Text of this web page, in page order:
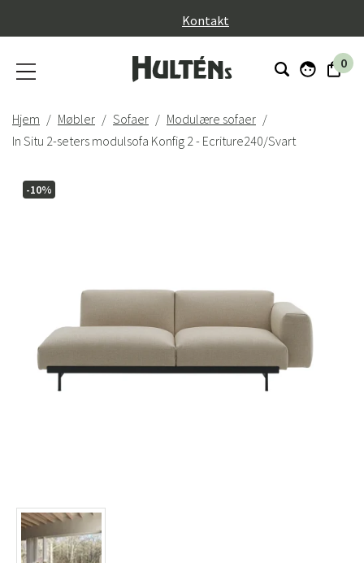
Kontakt
0
Hjem Møbler Sofaer
Modulære sofaer
In Situ 2-seters modulsofa Konfig 2 - Ecriture240/Svart
-10%